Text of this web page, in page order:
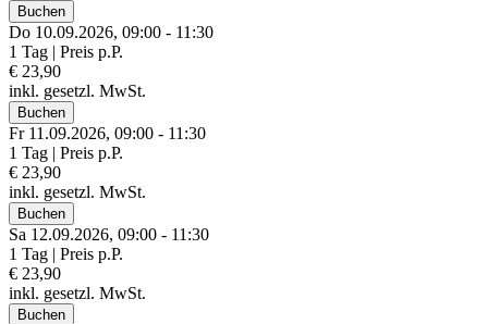
Buchen
Do 10.09.2026, 09:00 - 11:30
1 Tag | Preis p.P.
€ 23,90
inkl. gesetzl. MwSt.
Buchen
Fr 11.09.2026, 09:00 - 11:30
1 Tag | Preis p.P.
€ 23,90
inkl. gesetzl. MwSt.
Buchen
Sa 12.09.2026, 09:00 - 11:30
1 Tag | Preis p.P.
€ 23,90
inkl. gesetzl. MwSt.
Buchen